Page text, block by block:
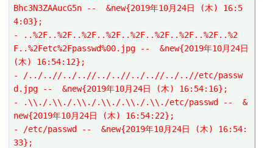
Bhc3N3ZAAucG5n --  &new{2019年10月24日 (木) 16:5
4:03};
- ..%2F..%2F..%2F..%2F..%2F..%2F..%2F..%2F..%2
F..%2Fetc%2Fpasswd%00.jpg --  &new{2019年10月24日
(木) 16:54:12};
- /../..//../..//../..//../..//../..//etc/passw
d.jpg --  &new{2019年10月24日 (木) 16:54:16};
- .\\./.\\./.\\./.\\./.\\./.\\./etc/passwd --  &
new{2019年10月24日 (木) 16:54:22};
- /etc/passwd --  &new{2019年10月24日 (木) 16:54:
33};